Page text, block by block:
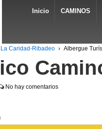
Inicio CAMINOS
La Caridad-Ribadeo › Albergue
No hay comentarios